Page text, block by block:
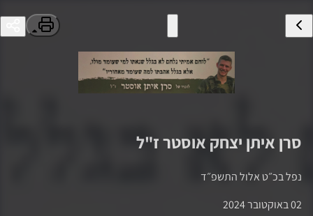
סרן איתן יצחק אוסטרז"ל
נפל בכ״ט אלול התשפ״ד
02 באוקטובר 2024